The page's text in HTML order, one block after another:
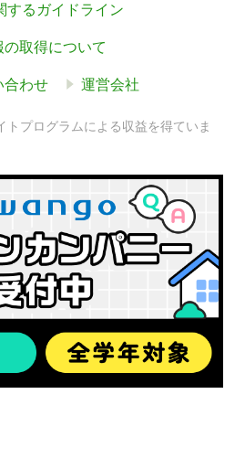
するガイドライン
取得について
合わせ 運営会社
トプログラムによる収益を得ていま